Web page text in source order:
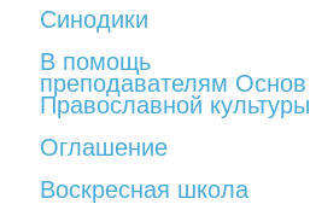
Синодики
В помощь
преподавателям Основ
Православной культуры
Оглашение
Воскресная школа